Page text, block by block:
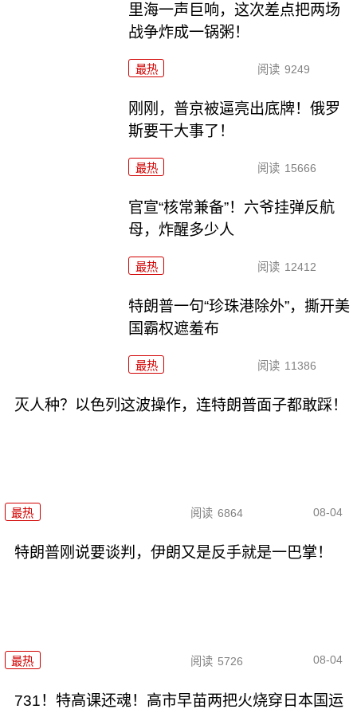
里海一声巨响，这次差点把两场
战争炸成一锅粥！
最热 阅读 9249
刚刚，普京被逼亮出底牌！俄罗
斯要干大事了！
最热 阅读 15666
官宣“核常兼备”！六爷挂弹反航
母，炸醒多少人
最热 阅读 12412
特朗普一句“珍珠港除外”，撕开美
国霸权遮羞布
最热 阅读 11386
灭人种？以色列这波操作，连特朗普面子都敢踩！
最热 阅读 6864 08-04
特朗普刚说要谈判，伊朗又是反手就是一巴掌！
最热 阅读 5726 08-04
731！特高课还魂！高市早苗两把火烧穿日本国运